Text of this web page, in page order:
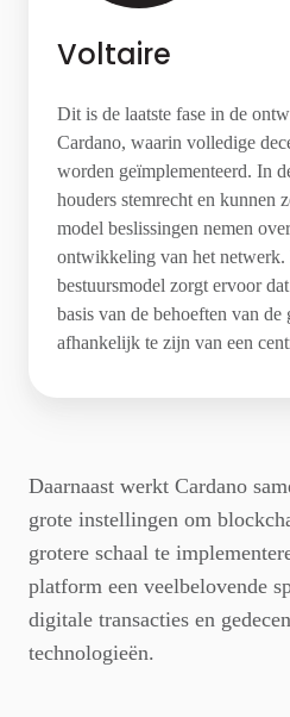
Voltaire
Dit is de laatste fase in de
Cardano, waarin volledige
worden geïmplementeerd. In
houders stemrecht en kunnen
model beslissingen nemen
ontwikkeling van het netwerk.
bestuursmodel zorgt ervoor
basis van de behoeften van de
afhankelijk te zijn van een
Daarnaast werkt Cardano
grote instellingen om
grotere schaal te
platform een veelbelovende
digitale transacties en
technologieën.